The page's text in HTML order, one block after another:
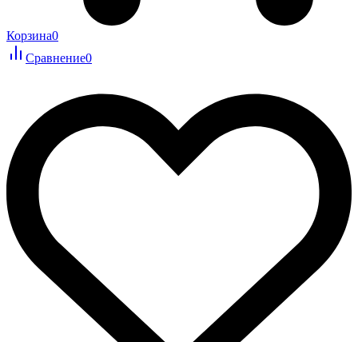
Корзина0
Сравнение0